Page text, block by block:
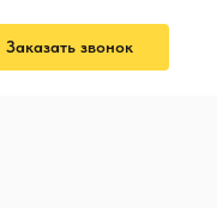
Заказать звонок